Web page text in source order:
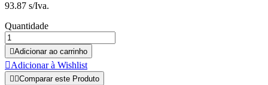
93.87 s/Iva.
Quantidade
Adicionar ao carrinho
Adicionar à Wishlist
 Comparar este Produto